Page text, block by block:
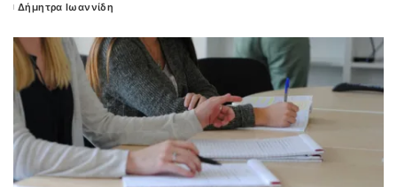
Posted
Δήμητρα Ιωαννίδη